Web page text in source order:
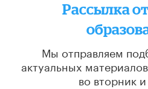
Рассылка
Мы отправляем
актуальных материалов
во вторник